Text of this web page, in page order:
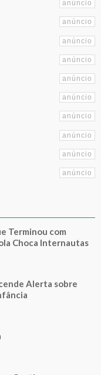
Terminou com
Choca Internautas
Alerta sobre